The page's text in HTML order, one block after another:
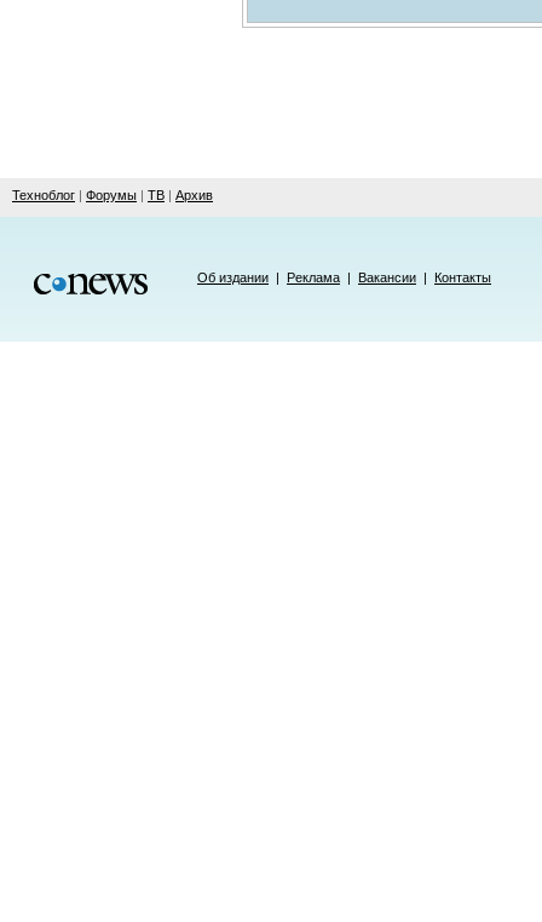
Техноблог | Форумы | ТВ | Архив
Об издании | Реклама | Вакансии | Контакты